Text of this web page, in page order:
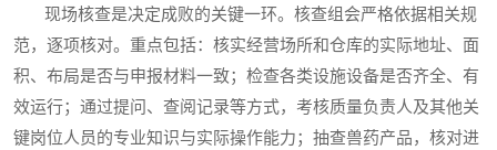
现场核查是决定成败的关键一环。核查组会严格依据相关规
范，逐项核对。重点包括：核实经营场所和仓库的实际地址、面
积、布局是否与申报材料一致；检查各类设施设备是否齐全、有
效运行；通过提问、查阅记录等方式，考核质量负责人及其他关
键岗位人员的专业知识与实际操作能力；抽查兽药产品，核对进